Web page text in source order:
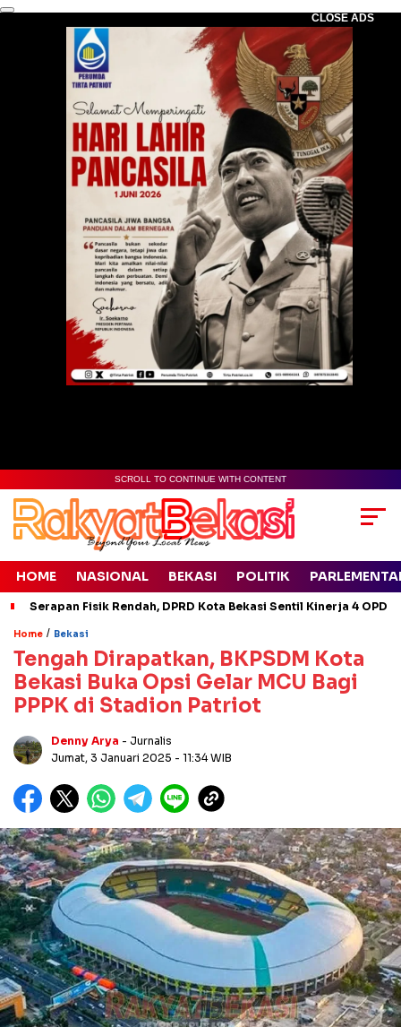
CLOSE ADS
SCROLL TO CONTINUE WITH CONTENT
HOME NASIONAL BEKASI POLITIK
Serapan Fisik Rendah, DPRD Kota Bekasi Sentil Kinerja 4 OPD
Home / Bekasi
Tengah Dirapatkan, BKPSDM Kota
Bekasi Buka Opsi Gelar MCU Bagi
PPPK di Stadion Patriot
Denny Arya - Jurnalis
Jumat, 3 Januari 2025 - 11:34 WIB